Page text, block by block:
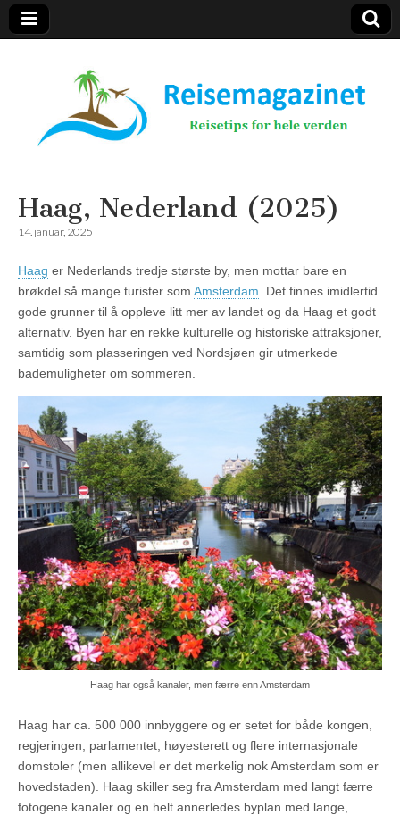
Reisemagazinet
Haag, Nederland (2025)
14. januar, 2025
Haag er Nederlands tredje største by, men mottar bare en
brøkdel så mange turister som Amsterdam. Det finnes imidlertid
gode grunner til å oppleve litt mer av landet og da Haag et godt
alternativ. Byen har en rekke kulturelle og historiske attraksjoner,
samtidig som plasseringen ved Nordsjøen gir utmerkede
bademuligheter om sommeren.
Haag har også kanaler, men færre enn Amsterdam
Haag har ca. 500 000 innbyggere og er setet for både kongen,
regjeringen, parlamentet, høyesterett og flere internasjonale
domstoler (men allikevel er det merkelig nok Amsterdam som er
hovedstaden). Haag skiller seg fra Amsterdam med langt færre
fotogene kanaler og en helt annerledes byplan med lange,